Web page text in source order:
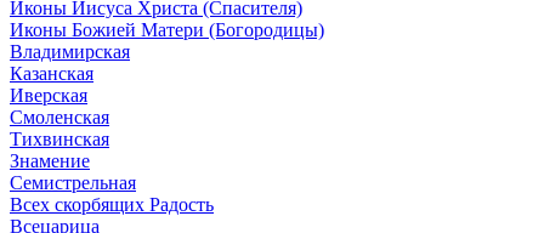
Иконы Иисуса Христа (Спасителя)
Иконы Божией Матери (Богородицы)
Владимирская
Казанская
Иверская
Смоленская
Тихвинская
Знамение
Семистрельная
Всех скорбящих Радость
Всецарица